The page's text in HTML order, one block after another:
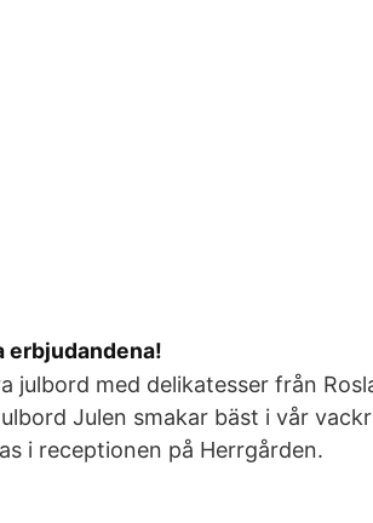
erbjudandena!
julbord med delikatesser från
Julen smakar bäst i vår
i receptionen på Herrgården.